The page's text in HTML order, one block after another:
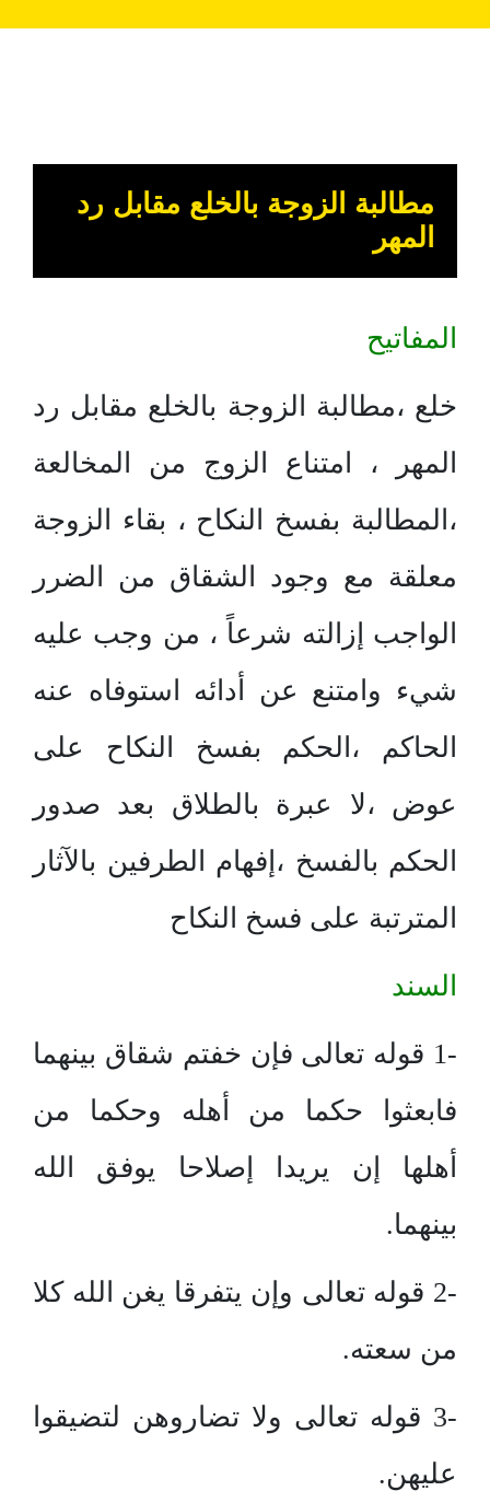
مطالبة الزوجة بالخلع مقابل رد
المهر
المفاتيح
خلع ،مطالبة الزوجة بالخلع مقابل رد
المهر ، امتناع الزوج من المخالعة
،المطالبة بفسخ النكاح ، بقاء الزوجة
معلقة مع وجود الشقاق من الضرر
الواجب إزالته شرعاً ، من وجب عليه
شيء وامتنع عن أدائه استوفاه عنه
الحاكم ،الحكم بفسخ النكاح على
عوض ،لا عبرة بالطلاق بعد صدور
الحكم بالفسخ ،إفهام الطرفين بالآثار
المترتبة على فسخ النكاح
السند
-1 قوله تعالى فإن خفتم شقاق بينهما
فابعثوا حكما من أهله وحكما من
أهلها إن يريدا إصلاحا يوفق الله
بينهما.
-2 قوله تعالى وإن يتفرقا يغن الله كلا
من سعته.
-3 قوله تعالى ولا تضاروهن لتضيقوا
عليهن.